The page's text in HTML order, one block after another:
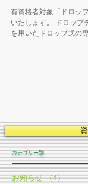
・【Ｒ8年10月開
ニック受講生募集
有資格者対象「ドロッ
​カテゴリー別